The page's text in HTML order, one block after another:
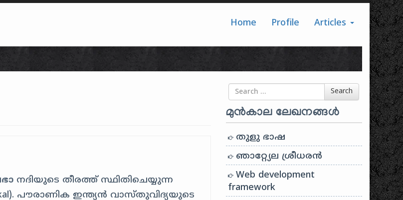
Home Profile Articles
Skip to content
നദിയുടെ തീരത്ത് സ്ഥിതിചെയ്യുന്ന
). പൗരാണിക ഇന്ത്യൻ വാസ്തുവിദ്യയുടെ
Search for Search
മുൻകാല ലേഖനങ്ങൾ
തുളു ഭാഷ
ഞാറ്റ്യേല ശ്രീധരൻ
Web development
framework